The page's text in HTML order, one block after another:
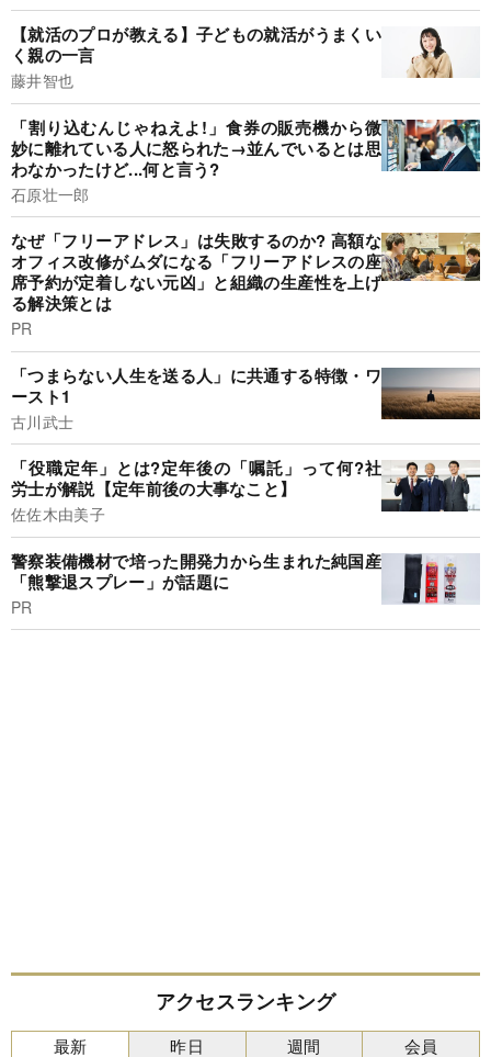
【就活のプロが教える】子どもの就活がうまくい
く親の一言
藤井智也
「割り込むんじゃねえよ!」食券の販売機から微
妙に離れている人に怒られた→並んでいるとは思
わなかったけど...何と言う?
石原壮一郎
なぜ「フリーアドレス」は失敗するのか? 高額な
オフィス改修がムダになる「フリーアドレスの座
席予約が定着しない元凶」と組織の生産性を上げ
る解決策とは
PR
「つまらない人生を送る人」に共通する特徴・ワ
ースト1
古川武士
「役職定年」とは?定年後の「嘱託」って何?社
労士が解説【定年前後の大事なこと】
佐佐木由美子
警察装備機材で培った開発力から生まれた純国産
「熊撃退スプレー」が話題に
PR
アクセスランキング
最新 昨日 週間 会員